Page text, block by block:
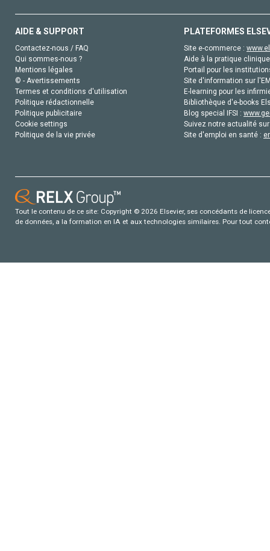
AIDE & SUPPORT
Contactez-nous / FAQ
Qui sommes-nous ?
Mentions légales
© - Avertissements
Termes et conditions d'utilisation
Politique rédactionnelle
Politique publicitaire
Cookie settings
Politique de la vie privée
PLATEFORMES
Site e-commerce :
Aide à la pratique
Portail pour les
Site d'information sur
E-learning pour les
Bibliothèque d'e-books
Blog special IFSI :
Suivez notre actualité
Site d'emploi en santé :
Tout le contenu de ce site: Copyright © 2026 Elsevier, ses concédants de
de données, a la formation en IA et aux technologies similaires. Pour tout